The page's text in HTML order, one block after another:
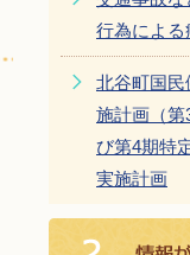
行為による
北谷町国民
施計画（第
び第4期特
実施計画